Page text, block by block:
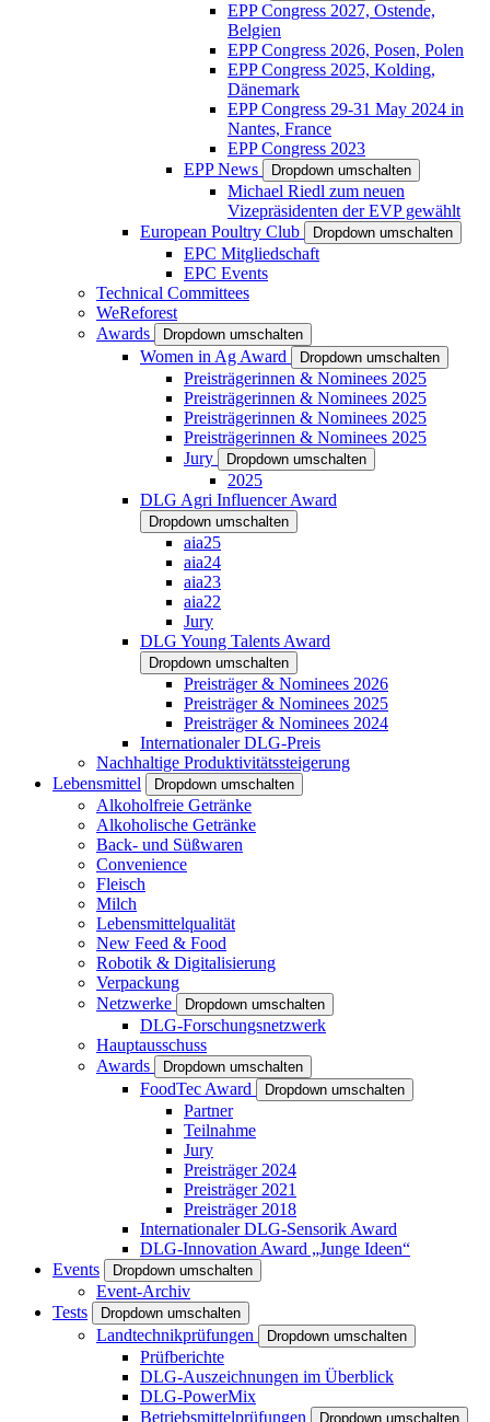
EPP Congress 2027, Ostende,
Belgien
EPP Congress 2026, Posen, Polen
EPP Congress 2025, Kolding,
Dänemark
EPP Congress 29-31 May 2024 in
Nantes, France
EPP Congress 2023
EPP News
Dropdown umschalten
Michael Riedl zum neuen
Vizepräsidenten der EVP gewählt
European Poultry Club
Dropdown umschalten
EPC Mitgliedschaft
EPC Events
Technical Committees
WeReforest
Awards
Dropdown umschalten
Women in Ag Award Dropdown umschalten
Preisträgerinnen & Nominees 2025
Preisträgerinnen & Nominees 2025
Preisträgerinnen & Nominees 2025
Preisträgerinnen & Nominees 2025
Jury
Dropdown umschalten
2025
DLG Agri Influencer Award
Dropdown umschalten
aia25
aia24
aia23
aia22
Jury
DLG Young Talents Award
Dropdown umschalten
Preisträger & Nominees 2026
Preisträger & Nominees 2025
Preisträger & Nominees 2024
Internationaler DLG-Preis
Nachhaltige Produktivitätssteigerung
Lebensmittel
Dropdown umschalten
Alkoholfreie Getränke
Alkoholische Getränke
Back- und Süßwaren
Convenience
Fleisch
Milch
Lebensmittelqualität
New Feed & Food
Robotik & Digitalisierung
Verpackung
Netzwerke
Dropdown umschalten
DLG-Forschungsnetzwerk
Hauptausschuss
Awards
Dropdown umschalten
FoodTec Award Dropdown umschalten
Partner
Teilnahme
Jury
Preisträger 2024
Preisträger 2021
Preisträger 2018
Internationaler DLG-Sensorik Award
DLG-Innovation Award „Junge Ideen“
Events
Dropdown umschalten
Event-Archiv
Tests
Dropdown umschalten
Landtechnikprüfungen Dropdown umschalten
Prüfberichte
DLG-Auszeichnungen im Überblick
DLG-PowerMix
Betriebsmittelprüfungen
Dropdown umschalten